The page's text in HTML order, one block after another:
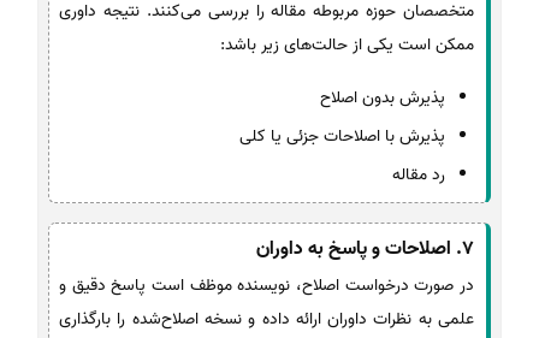
متخصصان حوزه مربوطه مقاله را بررسی می‌کنند. نتیجه داوری
ممکن است یکی از حالت‌های زیر باشد:
پذیرش بدون اصلاح
پذیرش با اصلاحات جزئی یا کلی
رد مقاله
7. اصلاحات و پاسخ به داوران
در صورت درخواست اصلاح، نویسنده موظف است پاسخ دقیق و
علمی به نظرات داوران ارائه داده و نسخه اصلاح‌شده را بارگذاری